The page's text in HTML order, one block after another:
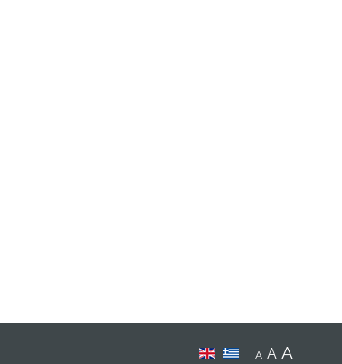
A A A